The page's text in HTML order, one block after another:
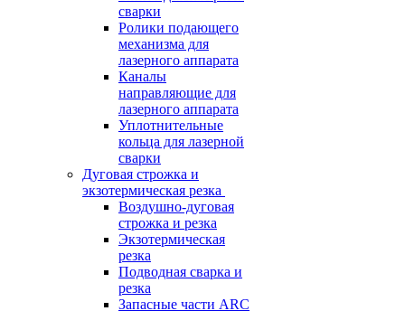
сварки
Ролики подающего
механизма для
лазерного аппарата
Каналы
направляющие для
лазерного аппарата
Уплотнительные
кольца для лазерной
сварки
Дуговая строжка и
экзотермическая резка
Воздушно-дуговая
строжка и резка
Экзотермическая
резка
Подводная сварка и
резка
Запасные части ARC